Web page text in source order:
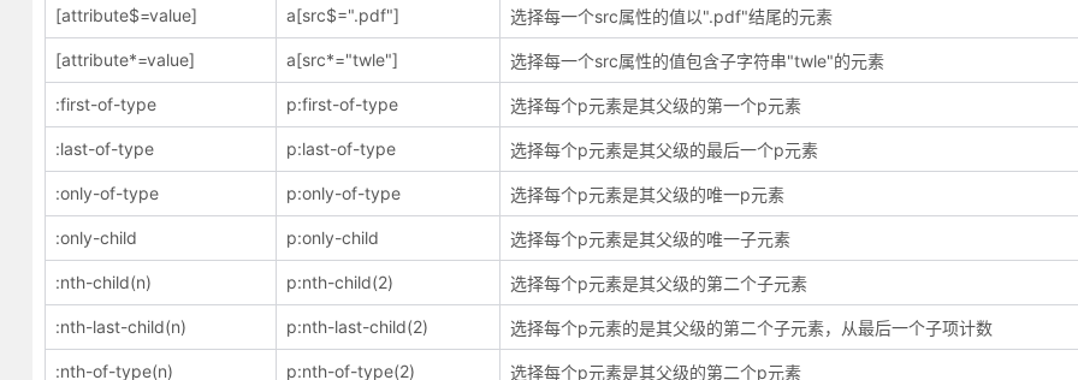
[attribute$=value] a[src$=".pdf"] 选择每一个src属性的值以".pdf"结尾的元素
[attribute*=value] a[src*="twle"] 选择每一个src属性的值包含子字符串"twle"的元素
:first-of-type p:first-of-type 选择每个p元素是其父级的第一个p元素
:last-of-type p:last-of-type 选择每个p元素是其父级的最后一个p元素
:only-of-type p:only-of-type 选择每个p元素是其父级的唯一p元素
:only-child p:only-child 选择每个p元素是其父级的唯一子元素
:nth-child(n) p:nth-child(2) 选择每个p元素是其父级的第二个子元素
:nth-last-child(n) p:nth-last-child(2) 选择每个p元素的是其父级的第二个子元素，从最后一个子项计数
:nth-of-type(n) p:nth-of-type(2) 选择每个p元素是其父级的第二个p元素